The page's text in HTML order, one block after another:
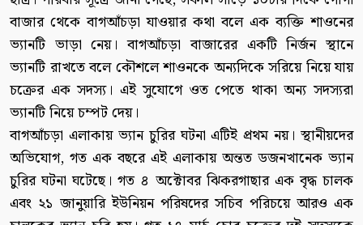
বাজার থেকে বাগআঁচড়া যাওয়ার কথা বলে এক ব্যক্তি শাওনের
ভ্যানটি ভাড়া নেয়। বাগআঁচড়া বাজারের একটি নির্জন স্থানে
ভ্যানটি রাখতে বলে কৌশলে শাওনকে অন্যদিকে সরিয়ে নিয়ে যায়
চক্রের এক সদস্য। এই সুযোগে ওত পেতে থাকা অন্য সদস্যরা
ভ্যানটি নিয়ে চম্পট দেয়।
বাগআঁচড়া এলাকায় ভ্যান চুরির ঘটনা এটিই প্রথম নয়। স্থানীয়দের
অভিযোগ, গত এক বছরে এই এলাকায় অন্তত ডজনখানেক ভ্যান
চুরির ঘটনা ঘটেছে। গত ৪ অক্টোবর ঝিকরগাছার এক বৃদ্ধ চালক
এবং ২১ জানুয়ারি ইউনিয়ন পরিষদের সচিব পরিচয়ে আরও এক